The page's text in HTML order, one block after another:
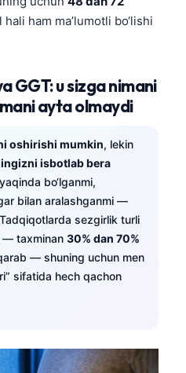
ham ma’lumotli bo‘lishi
GGT: u sizga nimani
ayta olmaydi
oshirishi mumkin, lekin
isbotlab bera
bo‘lganmi,
bilan aralashganmi —
sezgirlik turli
— taxminan 30% dan 70%
— shuning uchun men
sifatida hech qachon